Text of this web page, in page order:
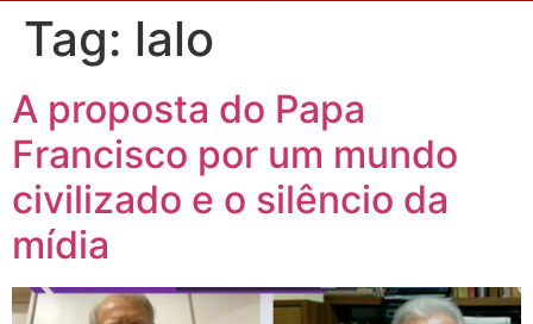
Tag: lalo
A proposta do Papa
Francisco por um mundo
civilizado e o silêncio da
mídia